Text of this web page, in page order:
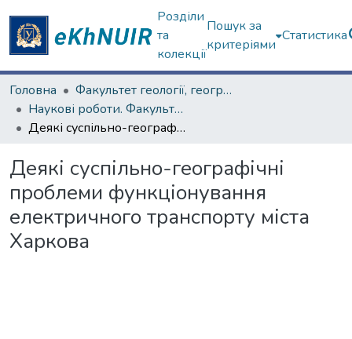
Розділи
та
колекції
Пошук за
критеріями
Статистика
Головна
Факультет геології, географіії, рекреації і туризму
Наукові роботи. Факультет геології, географіії, рекреації і туризму
Деякі суспільно-географічні проблеми функціонування електричного транспорту міста Харкова
Деякі суспільно-географічні
проблеми функціонування
електричного транспорту міста
Харкова